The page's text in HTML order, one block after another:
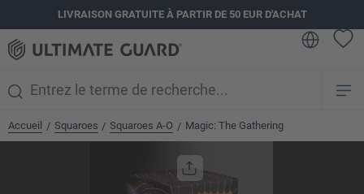
principalLIVRAISON GRATUITE À PARTIR DE 50 EUR D'ACHAT
Accueil / Squaroes / Squaroes A-O / Magic: The Gathering